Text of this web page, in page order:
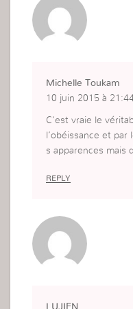
Michelle Toukam
10 juin 2015 à
C’est vraie le
l’obéissance et par
s apparences mais
REPLY
LUJIEN